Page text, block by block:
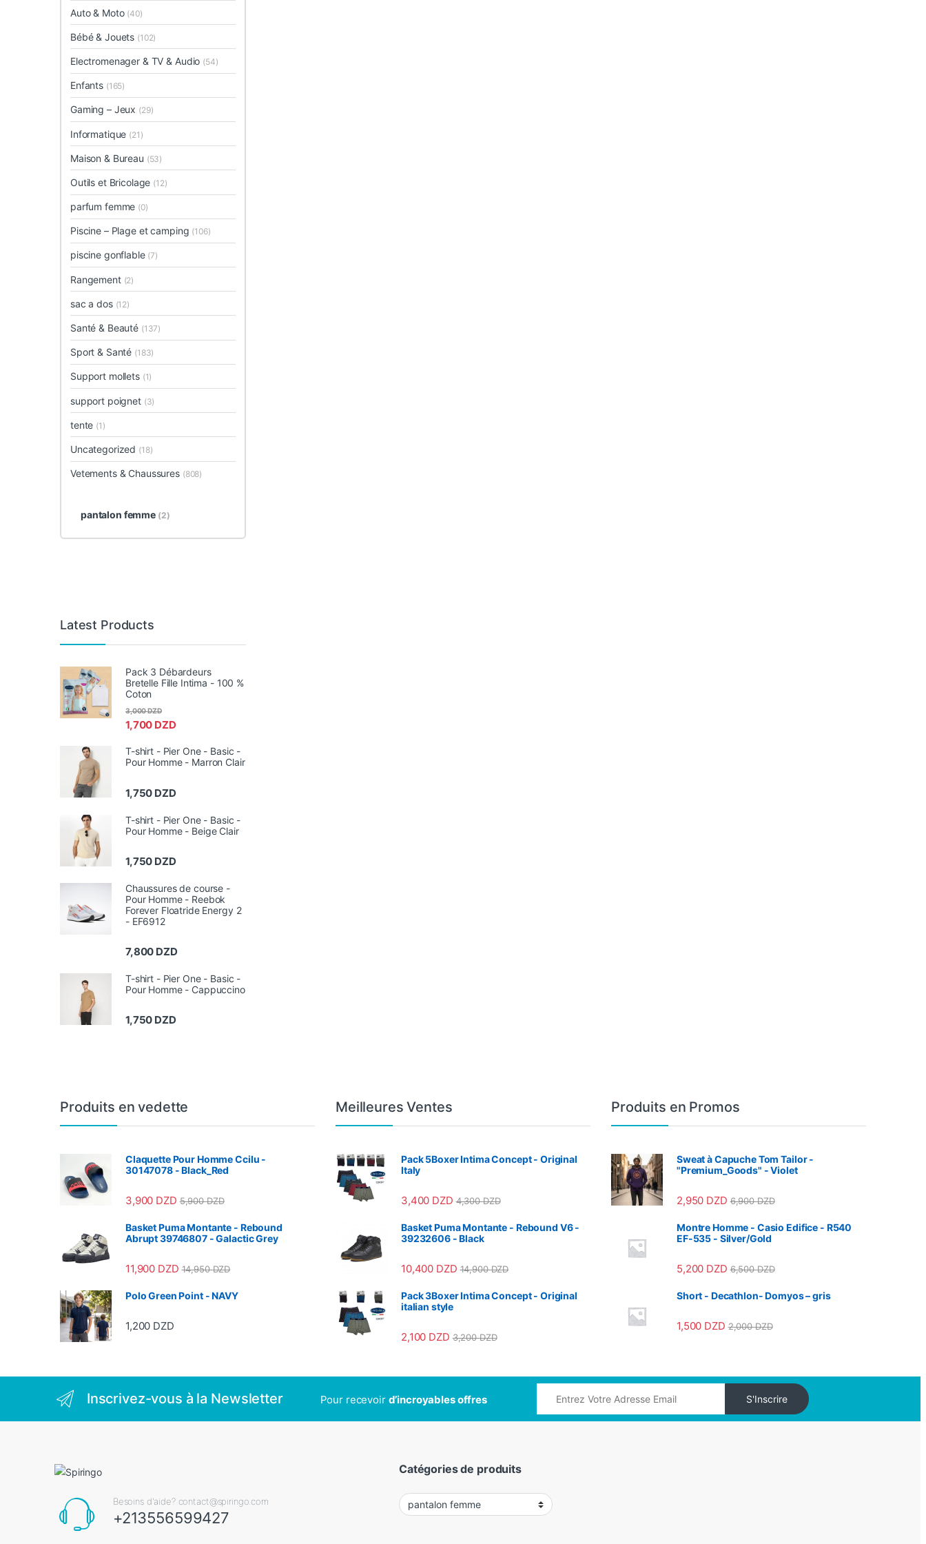
Auto & Moto (40)
Bébé & Jouets (102)
Electromenager & TV & Audio (54)
Enfants (165)
Gaming – Jeux (29)
Informatique (21)
Maison & Bureau (53)
Outils et Bricolage (12)
parfum femme (0)
Piscine – Plage et camping (106)
piscine gonflable (7)
Rangement (2)
sac a dos (12)
Santé & Beauté (137)
Sport & Santé (183)
Support mollets (1)
support poignet (3)
tente (1)
Uncategorized (18)
Vetements & Chaussures (808)
pantalon femme (2)
Latest Products
Pack 3 Débardeurs
Bretelle Fille Intima - 100 %
Coton
1,700 DZD
3,000DZD
T-shirt - Pier One - Basic -
Pour Homme - Marron Clair
1,750 DZD
T-shirt - Pier One - Basic -
Pour Homme - Beige Clair
1,750 DZD
Chaussures de course -
Pour Homme - Reebok
Forever Floatride Energy 2
- EF6912
7,800 DZD
T-shirt - Pier One - Basic -
Pour Homme - Cappuccino
1,750 DZD
Produits en vedette
Claquette Pour Homme Ccilu -
30147078 - Black_Red
3,900 DZD 5,900DZD
Basket Puma Montante - Rebound
Abrupt 39746807 - Galactic Grey
11,900 DZD 14,950DZD
Polo Green Point - NAVY
1,200 DZD
Meilleures Ventes
Pack 5Boxer Intima Concept - Original
Italy
3,400 DZD 4,300DZD
Basket Puma Montante - Rebound V6 -
39232606 - Black
10,400 DZD 14,900DZD
Pack 3Boxer Intima Concept - Original
italian style
2,100 DZD 3,200DZD
Produits en Promos
Sweat à Capuche Tom Tailor -
"Premium_Goods" - Violet
2,950 DZD 6,900DZD
Montre Homme - Casio Edifice - R540
EF-535 - Silver/Gold
5,200 DZD 6,500DZD
Short - Decathlon- Domyos – gris
1,500 DZD 2,000DZD
Inscrivez-vous à la Newsletter Pour recevoir d’incroyables offres S'Inscrire
Besoins d'aide? contact@spiringo.com
+213556599427
Catégories de produits